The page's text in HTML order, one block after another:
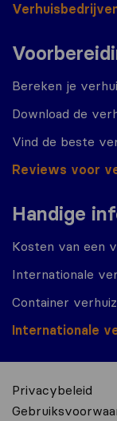
Bereken je
Download de
Vind de beste
Reviews voor
Handige
Kosten van een
Internationale
Container
Internationale
Privacybeleid